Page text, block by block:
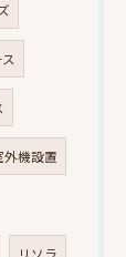
外機設置